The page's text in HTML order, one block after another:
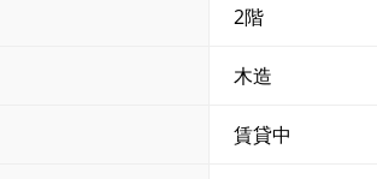
2階
木造
賃貸中